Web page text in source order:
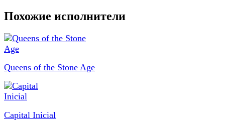
Похожие исполнители
Queens of the Stone Age
Capital Inicial